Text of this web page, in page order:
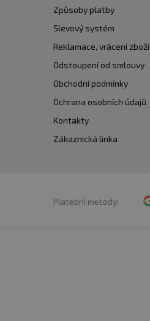
Způsoby platby
Slevový systém
Reklamace, vrácení zboží
Odstoupení od smlouvy
Obchodní podmínky
Ochrana osobních údajů
Kontakty
Zákaznická linka
Platební metody: